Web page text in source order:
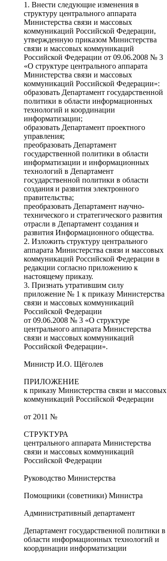
1. Внести следующие изменения в
структуру центрального аппарата
Министерства связи и массовых
коммуникаций Российской Федерации,
утвержденную приказом Министерства
связи и массовых коммуникаций
Российской Федерации от 09.06.2008 № 3
«О структуре центрального аппарата
Министерства связи и массовых
коммуникаций Российской Федерации»:
образовать Департамент государственной
политики в области информационных
технологий и координации
информатизации;
образовать Департамент проектного
управления;
преобразовать Департамент
государственной политики в области
информатизации и информационных
технологий в Департамент
государственной политики в области
создания и развития электронного
правительства;
преобразовать Департамент научно-
технического и стратегического развития
отрасли в Департамент создания и
развития Информационного общества.
2. Изложить структуру центрального
аппарата Министерства связи и массовых
коммуникаций Российской Федерации в
редакции согласно приложению к
настоящему приказу.
3. Признать утратившим силу
приложение № 1 к приказу Министерства
связи и массовых коммуникаций
Российской Федерации
от 09.06.2008 № 3 «О структуре
центрального аппарата Министерства
связи и массовых коммуникаций
Российской Федерации».
Министр И.О. Щёголев
ПРИЛОЖЕНИЕ
к приказу Министерства связи и массовых
коммуникаций Российской Федерации
от 2011 №
СТРУКТУРА
центрального аппарата Министерства
связи и массовых коммуникаций
Российской Федерации
Руководство Министерства
Помощники (советники) Министра
Административный департамент
Департамент государственной политики в
области информационных технологий и
координации информатизации